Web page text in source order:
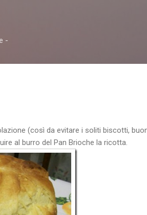
-
(così da evitare i soliti biscotti,
al burro del Pan Brioche la ricotta.